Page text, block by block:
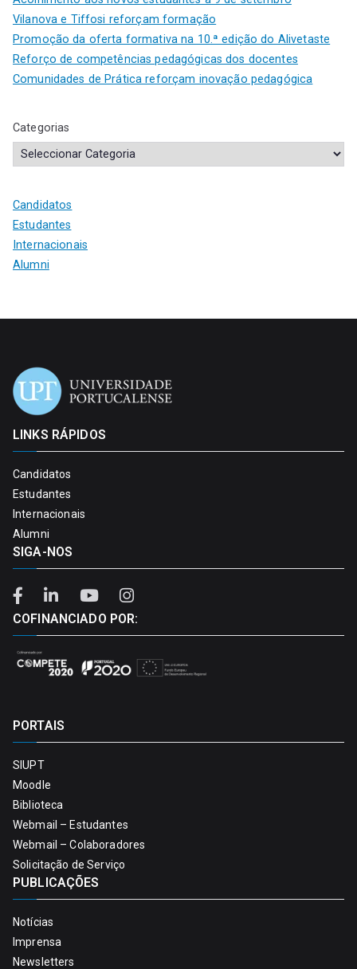
Vilanova e Tiffosi reforçam formação
Promoção da oferta formativa na 10.ª edição do Alivetaste
Reforço de competências pedagógicas dos docentes
Comunidades de Prática reforçam inovação pedagógica
Categorias
Candidatos
Estudantes
Internacionais
Alumni
LINKS RÁPIDOS
Candidatos
Estudantes
Internacionais
Alumni
SIGA-NOS
COFINANCIADO POR:
PORTAIS
SIUPT
Moodle
Biblioteca
Webmail – Estudantes
Webmail – Colaboradores
Solicitação de Serviço
PUBLICAÇÕES
Notícias
Imprensa
Newsletters